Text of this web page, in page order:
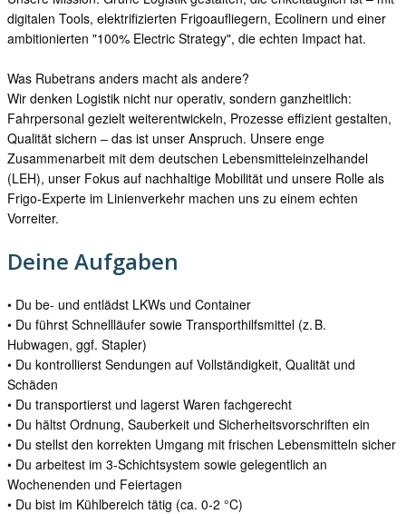
digitalen Tools, elektrifizierten Frigoaufliegern, Ecolinern und einer
ambitionierten "100% Electric Strategy", die echten Impact hat.
Was Rubetrans anders macht als andere?
Wir denken Logistik nicht nur operativ, sondern ganzheitlich:
Fahrpersonal gezielt weiterentwickeln, Prozesse effizient gestalten,
Qualität sichern – das ist unser Anspruch. Unsere enge
Zusammenarbeit mit dem deutschen Lebensmitteleinzelhandel
(LEH), unser Fokus auf nachhaltige Mobilität und unsere Rolle als
Frigo-Experte im Linienverkehr machen uns zu einem echten
Vorreiter.
Deine Aufgaben
• Du be‑ und entlädst LKWs und Container
• Du führst Schnellläufer sowie Transporthilfsmittel (z. B.
Hubwagen, ggf. Stapler)
• Du kontrollierst Sendungen auf Vollständigkeit, Qualität und
Schäden
• Du transportierst und lagerst Waren fachgerecht
• Du hältst Ordnung, Sauberkeit und Sicherheitsvorschriften ein
• Du stellst den korrekten Umgang mit frischen Lebensmitteln sicher
• Du arbeitest im 3‑Schichtsystem sowie gelegentlich an
Wochenenden und Feiertagen
• Du bist im Kühlbereich tätig (ca. 0-2 °C)